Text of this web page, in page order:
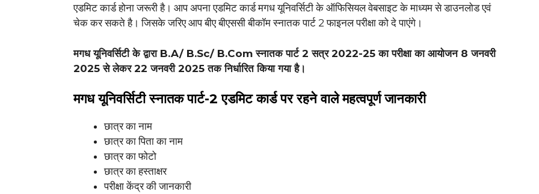
एडमिट कार्ड होना जरूरी है। आप अपना एडमिट कार्ड मगध यूनिवर्सिटी के ऑफिसियल वेबसाइट के माध्यम से डाउनलोड एवं
चेक कर सकते है। जिसके जरिए आप बीए बीएससी बीकॉम स्नातक पार्ट 2 फाइनल परीक्षा को दे पाएंगे।
मगध यूनिवर्सिटी के द्वारा B.A/ B.Sc/ B.Com स्नातक पार्ट 2 सत्र 2022-25 का परीक्षा का आयोजन 8 जनवरी
2025 से लेकर 22 जनवरी 2025 तक निर्धारित किया गया है।
मगध यूनिवर्सिटी स्नातक पार्ट-2 एडमिट कार्ड पर रहने वाले महत्वपूर्ण जानकारी
छात्र का नाम
छात्र का पिता का नाम
छात्र का फोटो
छात्र का हस्ताक्षर
परीक्षा केंद्र की जानकारी